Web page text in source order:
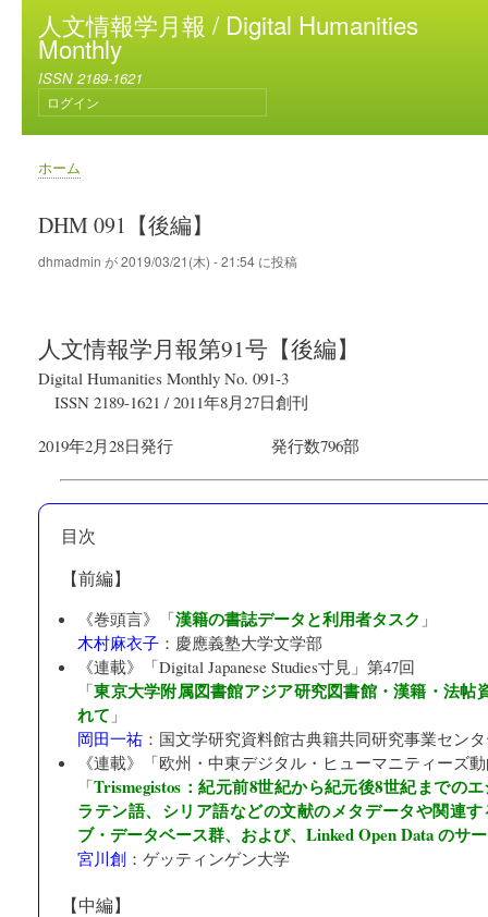
メ
イ
コ
テ
動
人文情報学月報 / Digital Humanities
Monthly
ISSN 2189-1621
ユ
ー
ザ
ー
カ
ン
ュ
ー
ログイン
パ
く
ず
ホーム
DHM 091【後編】
dhmadmin が2019/03/21(木) - 21:54 に投稿
人文情報学月報第91号【後編】
Digital Humanities Monthly No. 091-3
ISSN 2189-1621 /2011年8月27日創刊
2019年2月28日発行 発行数796部
目次
【前編】
《巻頭言》「漢籍の書誌データと利用者タスク 」
木村麻衣子 ： 慶應義塾大学文学部
《連載》「Digital Japanese Studies寸見 」第47回
「東京大学附属図書館アジア研究図書館・漢籍・法帖
れて 」
岡田一祐 ： 国文学研究資料館古典籍共同研究事業セン
《連載》「欧州・中東デジタル・ヒューマニティーズ
「Trismegistos：紀元前8世紀から紀元後8世紀までの
ラテン語、シリア語などの文献のメタデータや関連
ブ・データベース群、および、Linked Open Data のサ
宮川創 ： ゲッティンゲン大学
【中編】